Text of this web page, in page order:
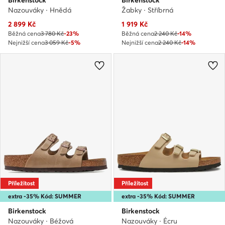
Nazouváky · Hnědá
Aktuální cena
2 899 Kč
Běžná cena3 780 Kč-23%
Nejnižší cena3 059 Kč-5%
Žabky · Stříbrná
Aktuální cena
1 919 Kč
Běžná cena2 240 Kč-14%
Nejnižší cena2 240 Kč-14%
extra -35% Kód: SUMMER
Příležitost
Birkenstock
Nazouváky · Béžová
extra -35% Kód: SUMMER
Příležitost
Birkenstock
Nazouváky · Écru